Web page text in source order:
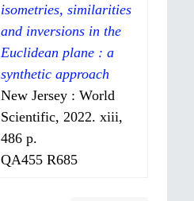
isometries, similarities
and inversions in the
Euclidean plane : a
synthetic approach
New Jersey : World
Scientific, 2022. xiii,
486 p.
QA455 R685